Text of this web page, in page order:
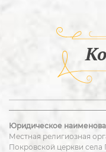
Юридическое
Местная религиозная
Покровской церкви села